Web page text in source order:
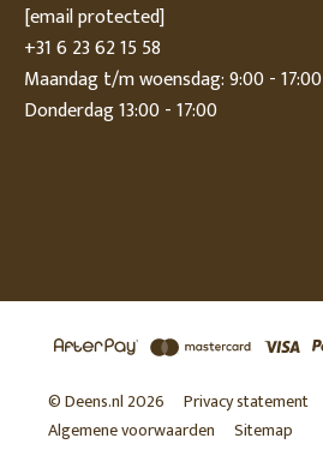
[email protected]
+31 6 23 62 15 58
Maandag t/m woensdag: 9:00 - 17:00
Donderdag 13:00 - 17:00
© Deens.nl 2026 Privacy statement
Algemene voorwaarden
Sitemap